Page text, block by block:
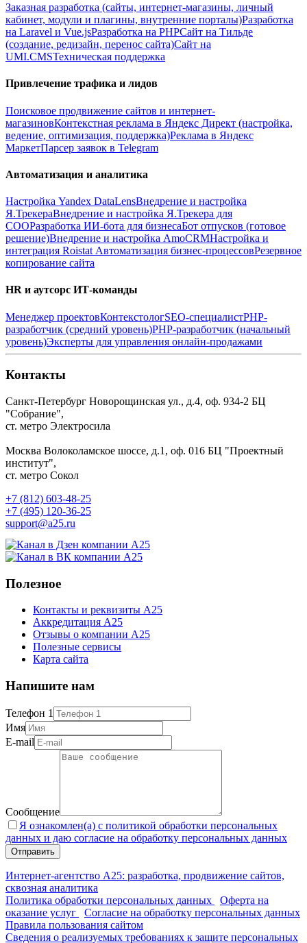
Заказная разработка (сайты, интернет-магазины, личный
кабинет, модули и плагины, внутренние порталы)Разработка
на Laravel и Vue.jsРазработка на PHPСайт на Тильде
(создание, редизайн, перенос сайта)Сайт на
UMI.CMSТехническая поддержка
Привлечение трафика и лидов
Поисковое продвижение сайтов и интернет-
магазиновКонтекстная реклама в Яндекс Директ (настройка,
ведение, оптимизация, поддержка)Реклама в Яндекс
МаркетПарсер заявок в Telegram
Автоматизация и аналитика
Настройка Yandex DataLensВнедрение и настройка
Я.ТрекераВнедрение и настройка Я.Трекера для
СООРазработка ИИ-бота для бизнесаБот отпусков (готовое
решение)Внедрение и настройка AmoCRMНастройка и
интеграция Roistat Автоматизация бизнес-процессовРезервное
копирование сайта
HR и аутсорс ИТ-команды
Менеджер проектовКонтекстологSEO-специалистPHP-
разработчик (средний уровень)PHP-разработчик (начальный
уровень)Эксперты для управления онлайн-продажами
Контакты
Санкт-Петербург Новорощинская ул., д.4, оф. 934-2 БЦ
"Собрание",
ст. метро Электросила
Москва Волоколамское шоссе, д.1, оф. 016 БЦ "Проектный
институт",
ст. метро Сокол
+7 (812) 603-48-25
+7 (495) 120-36-25
support@a25.ru
Полезное
Контакты и реквизиты А25
Аккредитация А25
Отзывы о компании А25
Полезные сервисы
Карта сайта
Напишите нам
Телефон 1
Имя
E-mail
Сообщение
Я ознакомлен(а) с политикой обработки персональных
данных и даю согласие на обработку персональных данных
Интернет-агентство А25: разработка, продвижение сайтов,
сквозная аналитика
Политика обработки персональных данных
Оферта на
оказание услуг
Согласие на обработку персональных данных
Правила пользования сайтом
Сведения о реализуемых требованиях к защите персональных